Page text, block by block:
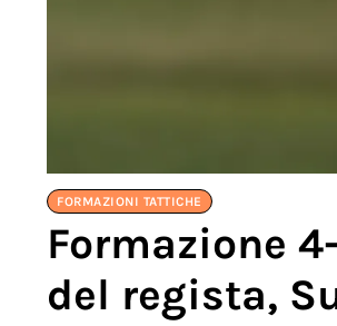
FORMAZIONI TATTICHE
Formazione
del regista,